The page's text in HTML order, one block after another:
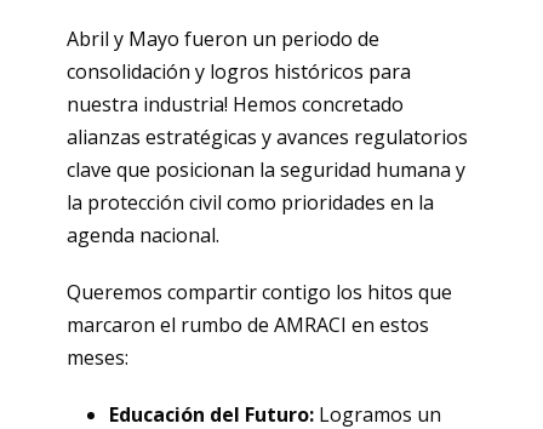
Abril y Mayo fueron un periodo de
consolidación y logros históricos para
nuestra industria! Hemos concretado
alianzas estratégicas y avances regulatorios
clave que posicionan la seguridad humana y
la protección civil como prioridades en la
agenda nacional.
Queremos compartir contigo los hitos que
marcaron el rumbo de AMRACI en estos
meses:
Educación del Futuro: Logramos un